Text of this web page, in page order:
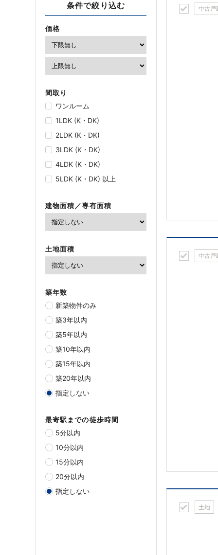
条件で絞り込む
価格
間取り
ワンルーム
1LDK (K・DK)
2LDK (K・DK)
3LDK (K・DK)
4LDK (K・DK)
5LDK (K・DK) 以上
建物面積／専有面積
土地面積
築年数
新築物件のみ
築3年以内
築5年以内
築10年以内
築15年以内
築20年以内
指定しない
最寄駅までの徒歩時間
5分以内
10分以内
15分以内
20分以内
指定しない
中古戸
中古戸
土地